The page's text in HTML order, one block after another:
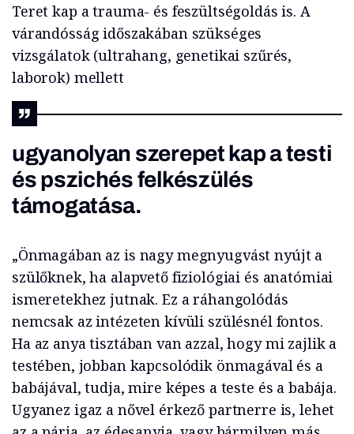
Teret kap a trauma- és feszültségoldás is. A
várandósság időszakában szükséges
vizsgálatok (ultrahang, genetikai szűrés,
laborok) mellett
ugyanolyan szerepet kap a testi
és pszichés felkészülés
támogatása.
„Önmagában az is nagy megnyugvást nyújt a
szülőknek, ha alapvető fiziológiai és anatómiai
ismeretekhez jutnak. Ez a ráhangolódás
nemcsak az intézeten kívüli szülésnél fontos.
Ha az anya tisztában van azzal, hogy mi zajlik a
testében, jobban kapcsolódik önmagával és a
babájával, tudja, mire képes a teste és a babája.
Ugyanez igaz a nővel érkező partnerre is, lehet